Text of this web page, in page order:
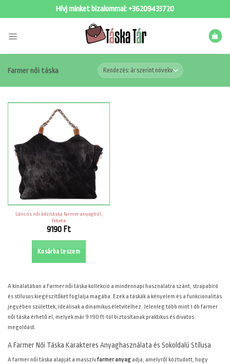
Hívj minket bizalommal: +36209433720
Farmer női táska
Láncos női kézitáska farmer anyagból,
fekete
9190 Ft
Kosárba teszem
A kínálatában a Farmer női táska kollekció a mindennapi használatra szánt, strapabíró
és stílusos kiegészítőket foglalja magába. Ezek a táskák a kényelem és a funkcionalitás
jegyében születtek, ideálisak a dinamikus életvitelhez. Jelenleg több mint 1 db farmer
női táska érhető el, melyek már 9 190 ft-tól biztosítanak praktikus és divatos
megoldást.
A Farmer Női Táska Karakteres Anyaghasználata és Sokoldalú Stílusa
A farmer női táska alapját a masszívfarmer anyag adja, amelyről köztudott, hogy